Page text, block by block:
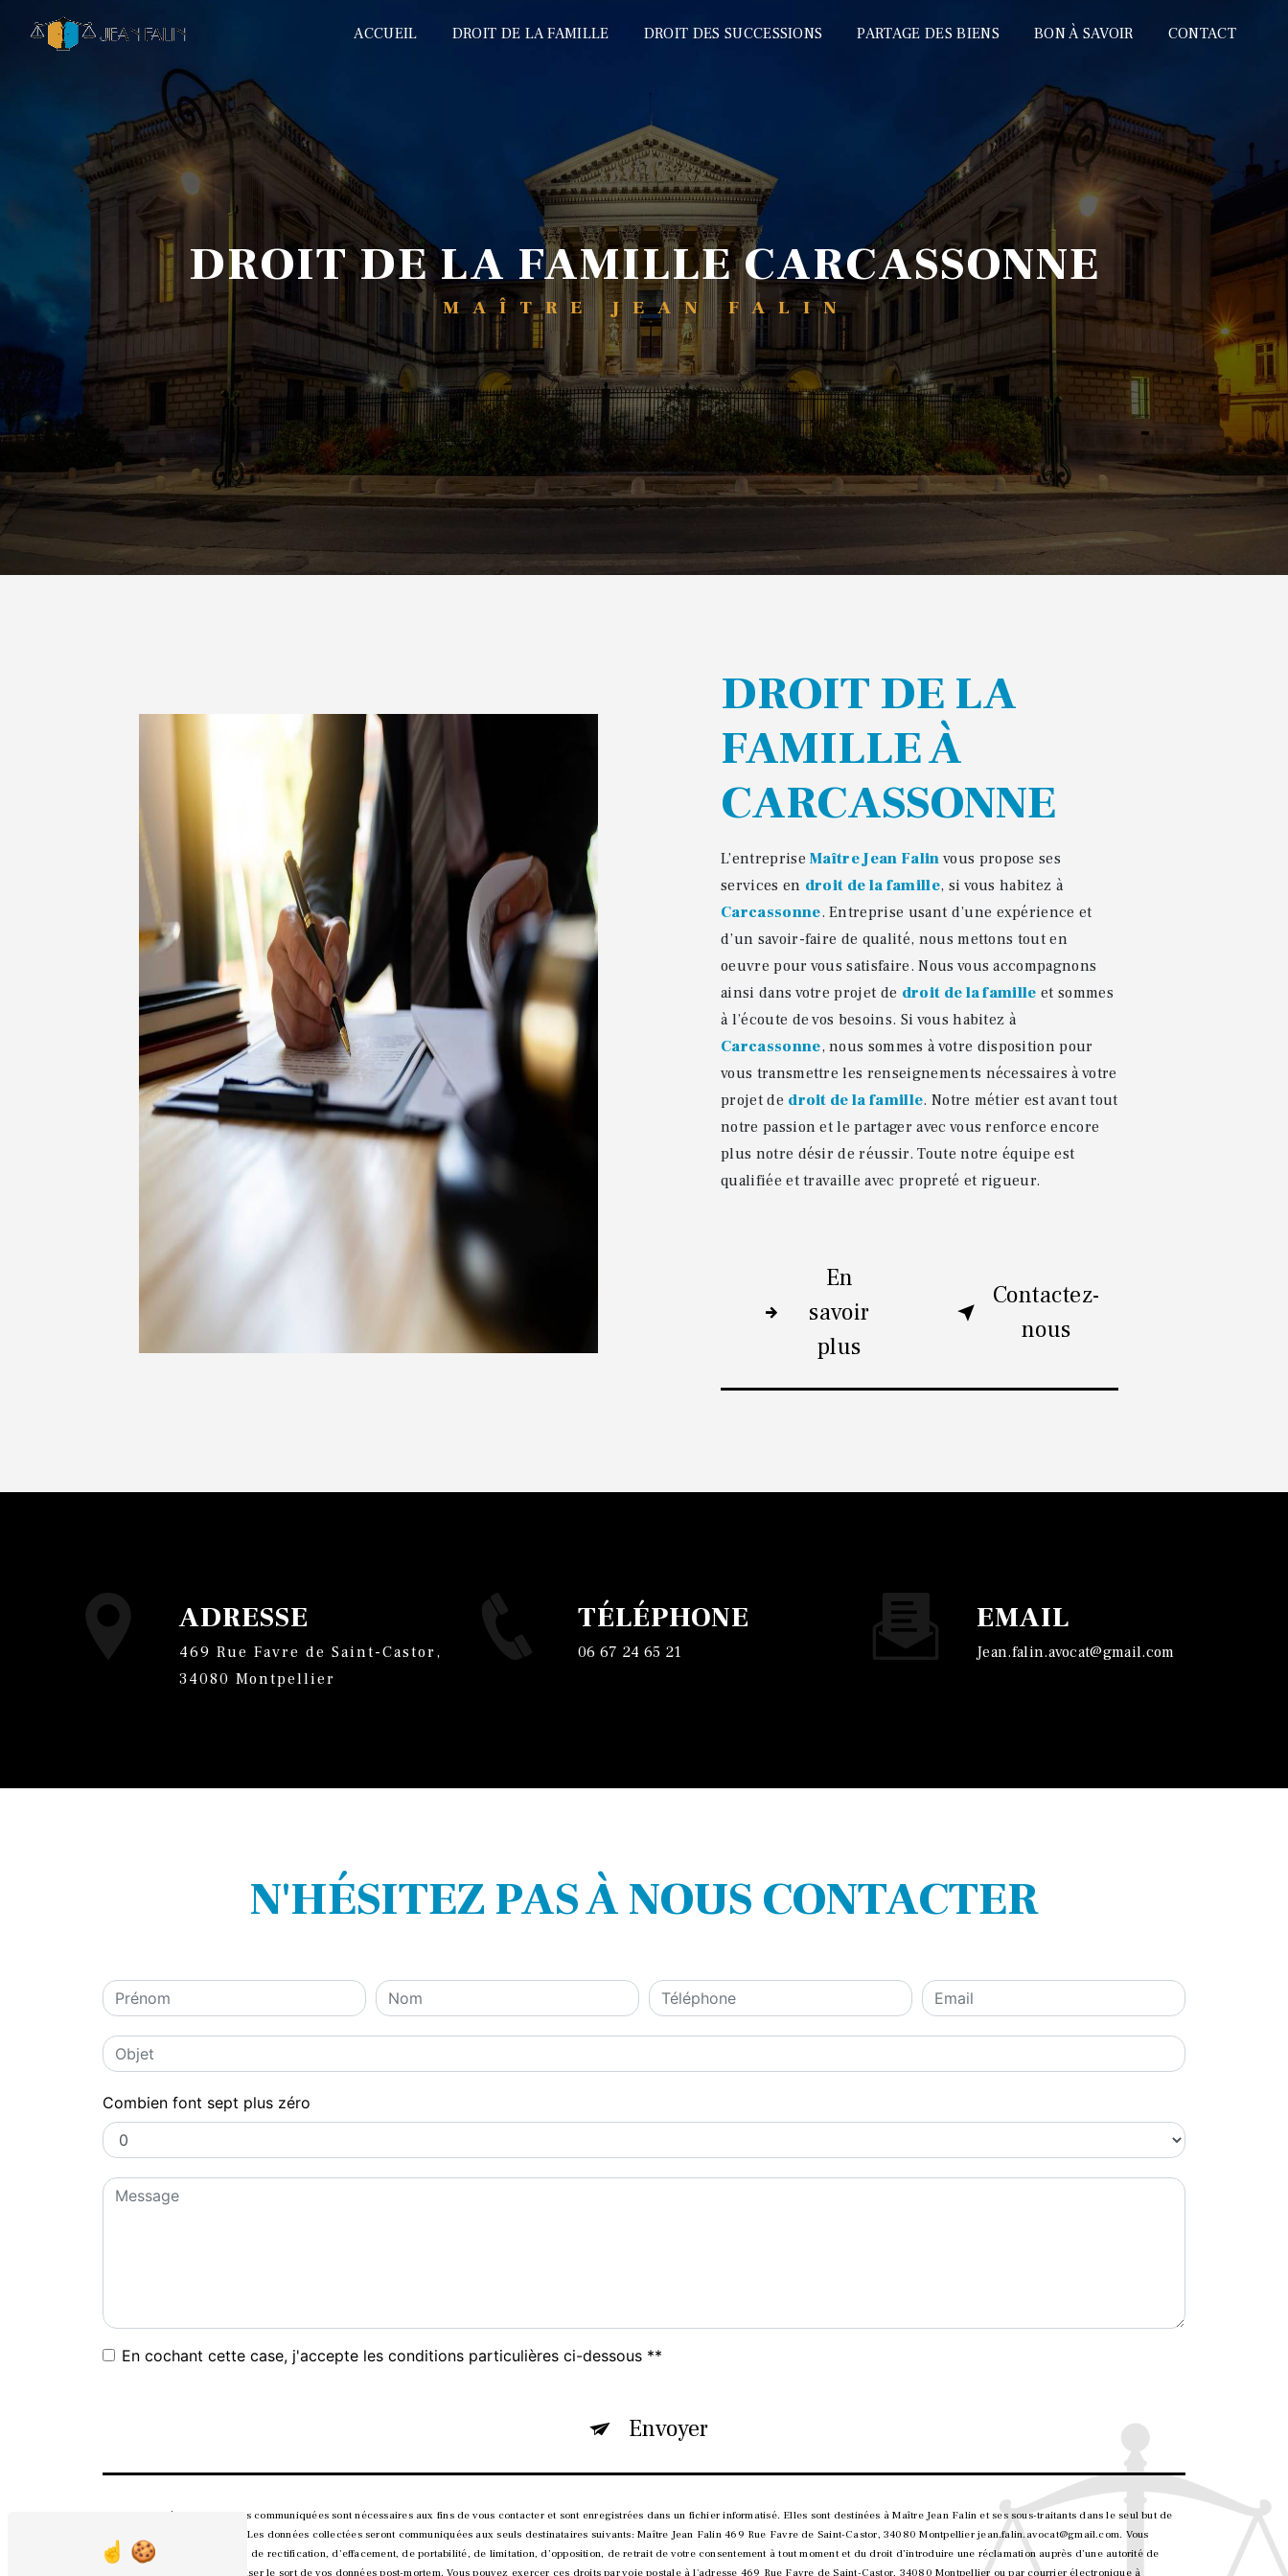
ACCUEIL DROIT DE LA FAMILLE DROIT DES SUCCESSIONS PARTAGE DES BIENS BON À SAVOIR CONTACT
DROIT DE LA FAMILLE CARCASSONNE
MAÎTRE JEAN FALIN
DROIT DE LA
FAMILLE À
CARCASSONNE
L’entrepriseMaître Jean Falin vous propose ses
services en droit de la famille, si vous habitez à
Carcassonne. Entreprise usant d’une expérience et
d’un savoir-faire de qualité, nous mettons tout en
oeuvre pour vous satisfaire. Nous vous accompagnons
ainsi dans votre projet de droit de la famille et sommes
à l’écoute de vos besoins. Si vous habitez à
Carcassonne, nous sommes à votre disposition pour
vous transmettre les renseignements nécessaires à votre
projet de droit de la famille. Notre métier est avant tout
notre passion et le partager avec vous renforce encore
plus notre désir de réussir. Toute notre équipe est
qualifiée et travaille avec propreté et rigueur.
En
savoir
plus
Contactez-
nous
ADRESSE
469 Rue Favre de Saint-Castor,
34080 Montpellier
TÉLÉPHONE
06 67 24 65 21
EMAIL
jean.falin.avocat@gmail.com
N'HÉSITEZ PAS À NOUS CONTACTER
Combien font sept plus zéro
En cochant cette case, j'accepte les conditions particulières ci-dessous **
Envoyer
** Les données personnelles communiquées sont nécessaires aux fins de vous contacter et sont enregistrées dans un fichier informatisé. Elles sont destinées à Maître Jean Falin et ses sous-traitants dans le seul but de
répondre à votre message. Les données collectées seront communiquées aux seuls destinataires suivants: Maître Jean Falin 469 Rue Favre de Saint-Castor, 34080 Montpellier jean.falin.avocat@gmail.com. Vous
disposez de droits d’accès, de rectification, d’effacement, de portabilité, de limitation, d’opposition, de retrait de votre consentement à tout moment et du droit d’introduire une réclamation auprès d’une autorité de
contrôle, ainsi que d’organiser le sort de vos données post-mortem. Vous pouvez exercer ces droits par voie postale à l'adresse 469 Rue Favre de Saint-Castor, 34080 Montpellier ou par courrier électronique à
Panneau de gestion des cookies